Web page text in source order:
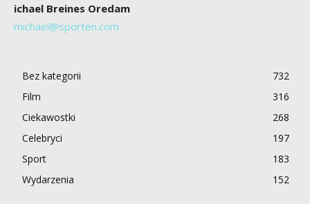
ichael Breines Oredam
michael@sporten.com
Bez kategorii
732
Film
316
Ciekawostki
268
Celebryci
197
Sport
183
Wydarzenia
152